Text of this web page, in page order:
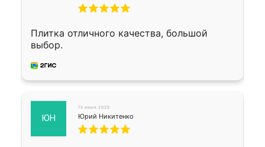
Плитка отличного качества, большой
выбор.
ЮН
15 июня 2025
Юрий Никитенко